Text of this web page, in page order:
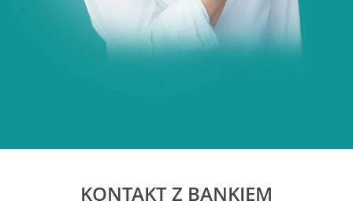
KONTAKT Z BANKIEM